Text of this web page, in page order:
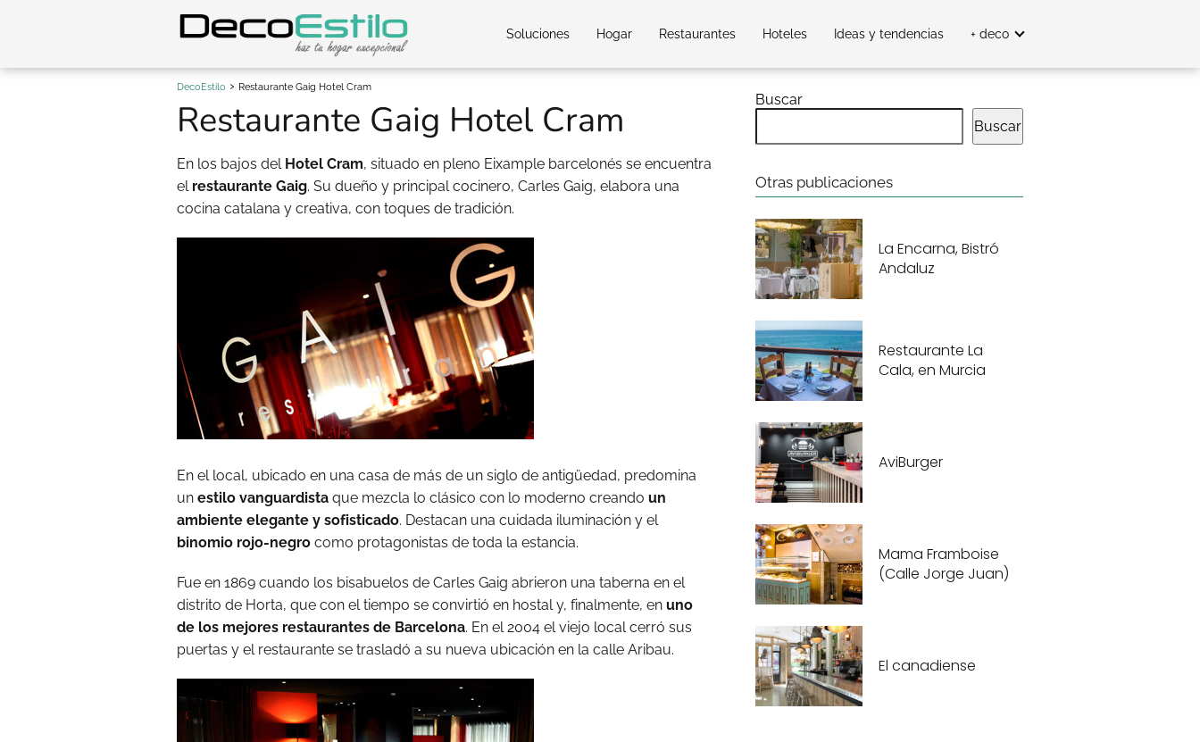
Soluciones Hogar Restaurantes Hoteles Ideas y tendencias + deco
DecoEstilo Restaurante Gaig Hotel Cram
Restaurante Gaig Hotel Cram
En los bajos del Hotel Cram, situado en pleno Eixample barcelonés se encuentra
el restaurante Gaig. Su dueño y principal cocinero, Carles Gaig, elabora una
cocina catalana y creativa, con toques de tradición.
En el local, ubicado en una casa de más de un siglo de antigüedad, predomina
un estilo vanguardista que mezcla lo clásico con lo moderno creando un
ambiente elegante y sofisticado. Destacan una cuidada iluminación y el
binomio rojo-negro como protagonistas de toda la estancia.
Fue en 1869 cuando los bisabuelos de Carles Gaig abrieron una taberna en el
distrito de Horta, que con el tiempo se convirtió en hostal y, finalmente, en uno
de los mejores restaurantes de Barcelona. En el 2004 el viejo local cerró sus
puertas y el restaurante se trasladó a su nueva ubicación en la calle Aribau.
Buscar
Buscar
Otras publicaciones
La Encarna, Bistró
Andaluz
Restaurante La
Cala, en Murcia
AviBurger
Mama Framboise
(Calle Jorge Juan)
El canadiense